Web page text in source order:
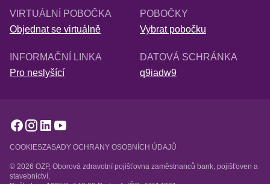
VIRTUÁLNÍ POBOČKA
Objednat se virtuálně
POBOČKY
Vybrat pobočku
INFORMAČNÍ LINKA
Pro neslyšící
DATOVÁ SCHRÁNKA
q9iadw9
COOKIESZASADY OCHRANY OSOBNÍCH ÚDAJŮ
© 2026 OZP, Oborová zdravotní pojišťovna zaměstnanců bank, pojišťoven a
stavebnictví,